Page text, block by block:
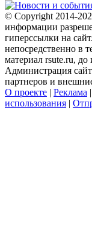
© Copyright 2014-
информации
гиперссылки на
непосредственно в
материал rsute.ru,
Администрация
партнеров и
О проекте | Реклама |
использования |